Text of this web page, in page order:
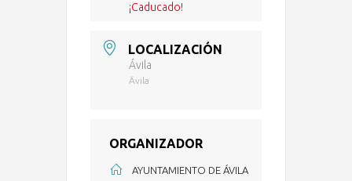
¡Caducado!
LOCALIZACIÓN
Ávila
Ävila
ORGANIZADOR
AYUNTAMIENTO DE ÁVILA